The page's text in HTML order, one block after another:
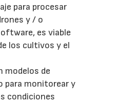
para procesar
y / o
es viable
los cultivos y el
modelos de
para monitorear y
condiciones